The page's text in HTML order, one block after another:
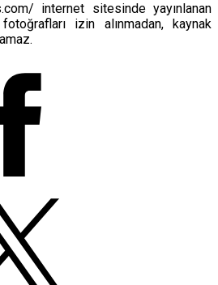
internet sitesinde yayınlanan
izin alınmadan, kaynak